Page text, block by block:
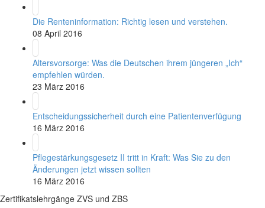
Die Renteninformation: Richtig lesen und verstehen.
08 April 2016
Altersvorsorge: Was die Deutschen ihrem jüngeren „Ich“
empfehlen würden.
23 März 2016
Entscheidungssicherheit durch eine Patientenverfügung
16 März 2016
Pflegestärkungsgesetz II tritt in Kraft: Was Sie zu den
Änderungen jetzt wissen sollten
16 März 2016
Zertifikatslehrgänge ZVS und ZBS